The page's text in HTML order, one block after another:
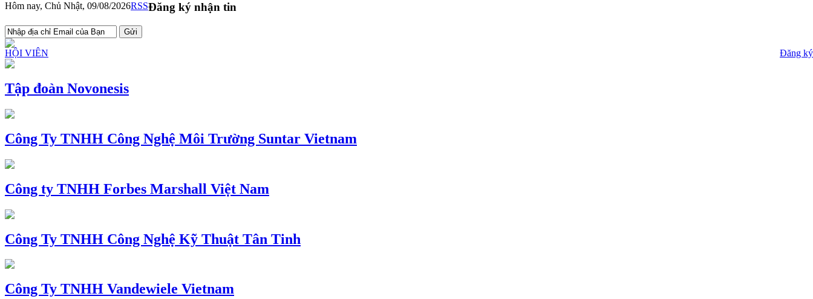
Hôm nay, Chủ Nhật, 09/08/2026RSSĐăng ký nhận tin
HỘI VIÊN Đăng ký
Tập đoàn Novonesis
Công Ty TNHH Công Nghệ Môi Trường Suntar Vietnam
Công ty TNHH Forbes Marshall Việt Nam
Công Ty TNHH Công Nghệ Kỹ Thuật Tân Tinh
Công Ty TNHH Vandewiele Vietnam